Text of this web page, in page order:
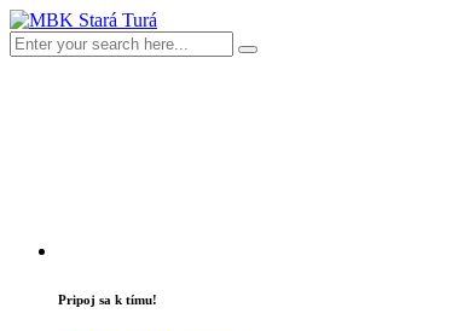
Pripoj sa k tímu!